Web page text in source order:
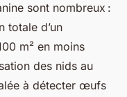
sont nombreux :
totale d’un
m² en moins
des nids au
à détecter œufs